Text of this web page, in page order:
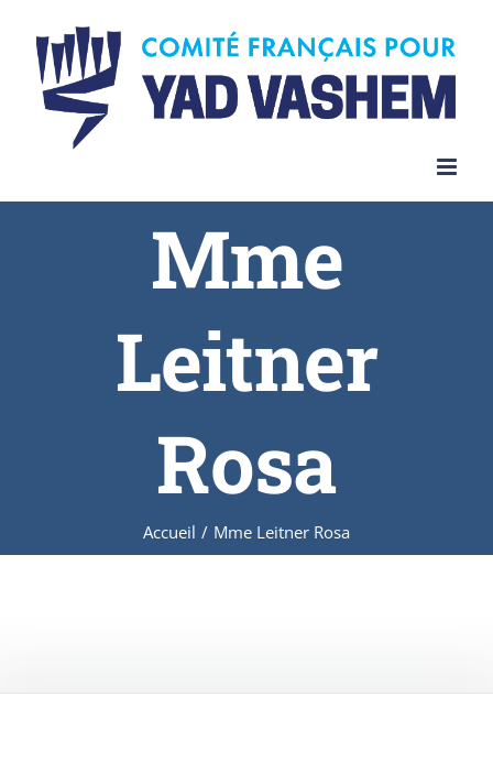
content
Mme
Leitner
Rosa
Accueil / Mme Leitner Rosa